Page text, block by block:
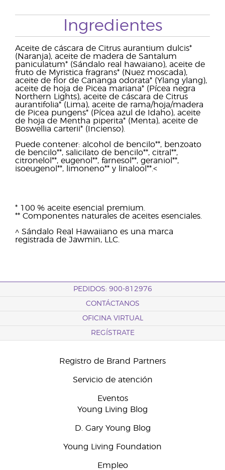
Ingredientes
Aceite de cáscara de Citrus aurantium dulcis*
(Naranja), aceite de madera de Santalum
paniculatum* (Sándalo real hawaiano), aceite de
fruto de Myristica fragrans* (Nuez moscada),
aceite de flor de Cananga odorata* (Ylang ylang),
aceite de hoja de Picea mariana* (Pícea negra
Northern Lights), aceite de cáscara de Citrus
aurantifolia* (Lima), aceite de rama/hoja/madera
de Picea pungens* (Pícea azul de Idaho), aceite
de hoja de Mentha piperita* (Menta), aceite de
Boswellia carterii* (Incienso).
Puede contener: alcohol de bencilo**, benzoato
de bencilo**, salicilato de bencilo**, citral**,
citronelol**, eugenol**, farnesol**, geraniol**,
isoeugenol**, limoneno** y linalool**.<
* 100 % aceite esencial premium.
** Componentes naturales de aceites esenciales.
^ Sándalo Real Hawaiiano es una marca
registrada de Jawmin, LLC.
PEDIDOS: 900-812976
CONTÁCTANOS
OFICINA VIRTUAL
REGÍSTRATE
Registro de Brand Partners
Servicio de atención
Eventos
Young Living Blog
D. Gary Young Blog
Young Living Foundation
Empleo